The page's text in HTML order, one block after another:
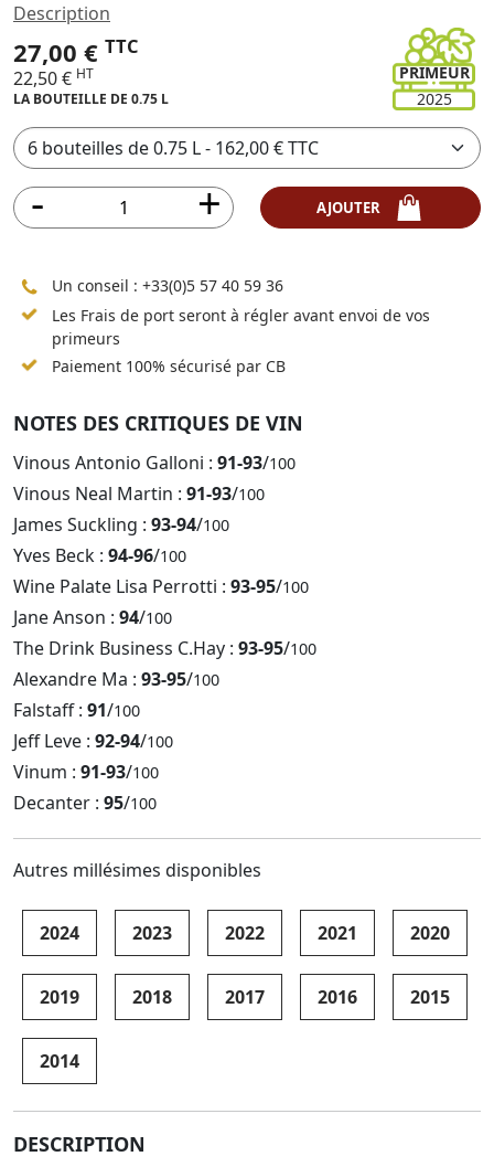
PRIMEUR
2025
Description
27,00 € TTC
22,50 € HT
LA BOUTEILLE DE 0.75 L
Un conseil : +33(0)5 57 40 59 36
Les Frais de port seront à régler avant envoi de vos
primeurs
Paiement 100% sécurisé par CB
NOTES DES CRITIQUES DE VIN
Vinous Antonio Galloni : 91-93/100
Vinous Neal Martin : 91-93/100
James Suckling : 93-94/100
Yves Beck : 94-96/100
Wine Palate Lisa Perrotti : 93-95/100
Jane Anson : 94/100
The Drink Business C.Hay : 93-95/100
Alexandre Ma : 93-95/100
Falstaff : 91/100
Jeff Leve : 92-94/100
Vinum : 91-93/100
Decanter : 95/100
Autres millésimes disponibles
2024 2023 2022 2021 2020
2019 2018 2017 2016 2015
2014
DESCRIPTION